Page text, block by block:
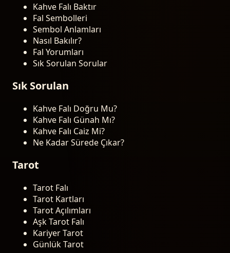
Kahve Falı Baktır
Fal Sembolleri
Sembol Anlamları
Nasıl Bakılır?
Fal Yorumları
Sık Sorulan Sorular
Sık Sorulan
Kahve Falı Doğru Mu?
Kahve Falı Günah Mı?
Kahve Falı Caiz Mi?
Ne Kadar Sürede Çıkar?
Tarot
Tarot Falı
Tarot Kartları
Tarot Açılımları
Aşk Tarot Falı
Kariyer Tarot
Günlük Tarot